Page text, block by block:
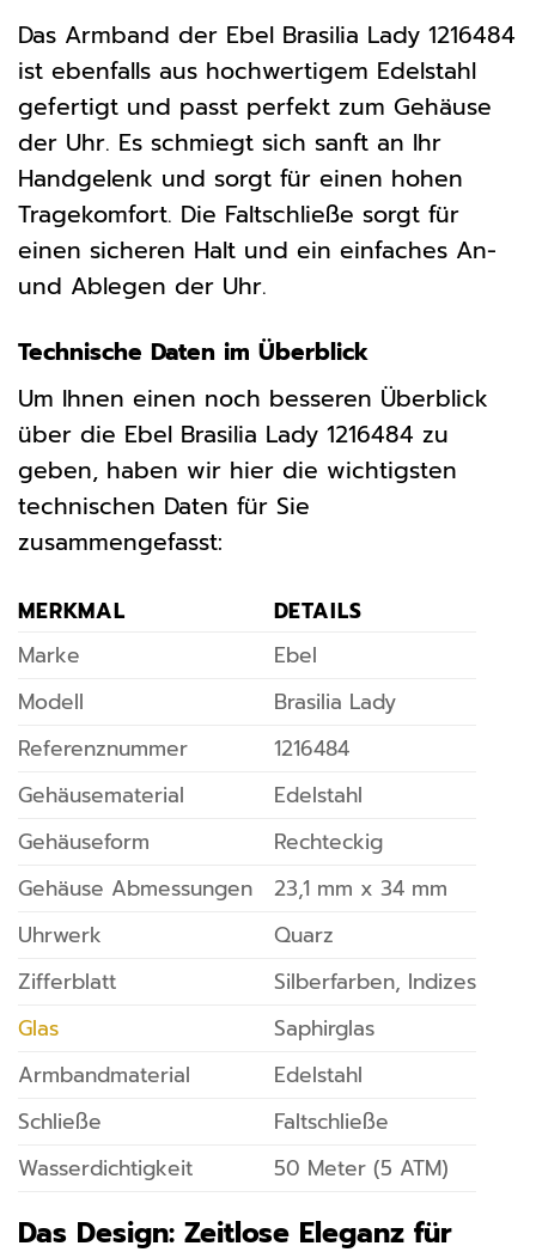
Das Armband der Ebel Brasilia Lady 1216484
ist ebenfalls aus hochwertigem Edelstahl
gefertigt und passt perfekt zum Gehäuse
der Uhr. Es schmiegt sich sanft an Ihr
Handgelenk und sorgt für einen hohen
Tragekomfort. Die Faltschließe sorgt für
einen sicheren Halt und ein einfaches An-
und Ablegen der Uhr.
Technische Daten im Überblick
Um Ihnen einen noch besseren Überblick
über die Ebel Brasilia Lady 1216484 zu
geben, haben wir hier die wichtigsten
technischen Daten für Sie
zusammengefasst:
MERKMAL
DETAILS
Marke
Ebel
Modell
Brasilia Lady
Referenznummer
1216484
Gehäusematerial
Edelstahl
Gehäuseform
Rechteckig
Gehäuse Abmessungen
23,1 mm x 34 mm
Uhrwerk
Quarz
Zifferblatt
Silberfarben, Indizes
Glas
Saphirglas
Armbandmaterial
Edelstahl
Schließe
Faltschließe
Wasserdichtigkeit
50 Meter (5 ATM)
Das Design: Zeitlose Eleganz für